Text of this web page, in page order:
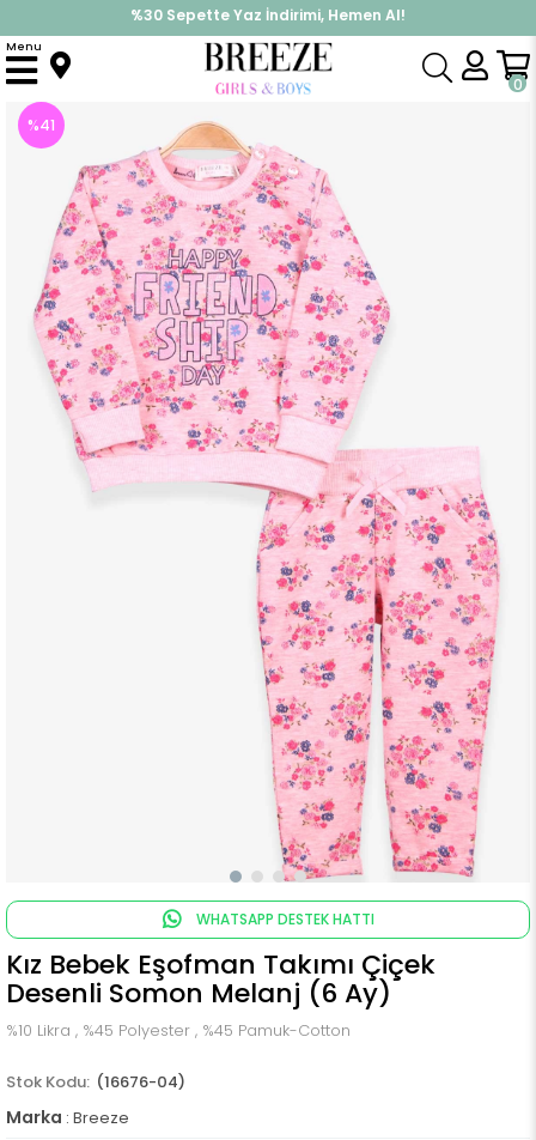
%30 Sepette Yaz İndirimi, Hemen Al!
İndirimlere ek %10 İndirimi Kap, Hemen Üye Ol!
0
Menu
Anasayfa Takımlar Eşofman Takım Kız Bebek Eşofman Takımı Çiçek Desenli Somon Melanj (6 Ay)
%41
WHATSAPP DESTEK HATTI
Kız Bebek Eşofman Takımı Çiçek
Desenli Somon Melanj (6 Ay)
%10 Likra , %45 Polyester , %45 Pamuk-Cotton
(16676-04)
Marka : Breeze